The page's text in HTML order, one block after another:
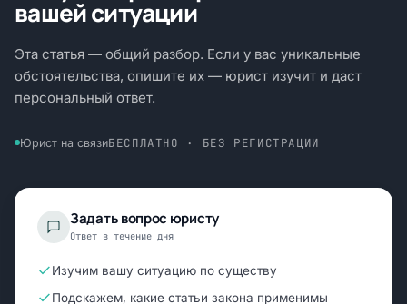
вашей ситуации
Эта статья — общий разбор. Если у вас уникальные
обстоятельства, опишите их — юрист изучит и даст
персональный ответ.
Юрист на связиБЕСПЛАТНО · БЕЗ РЕГИСТРАЦИИ
Задать вопрос юристу
Ответ в течение дня
Изучим вашу ситуацию по существу
Подскажем, какие статьи закона применимы